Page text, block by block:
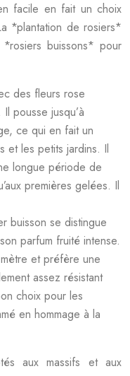
facile en fait un choix
*plantation de rosiers*
buissons* pour
des fleurs rose
pousse jusqu’à
ce qui en fait un
et les petits jardins. Il
longue période de
premières gelées. Il
buisson se distingue
parfum fruité intense.
et préfère une
assez résistant
choix pour les
en hommage à la
aux massifs et aux